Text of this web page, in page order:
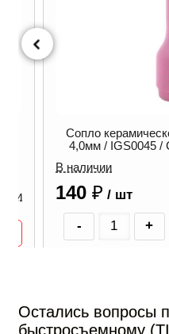
Сопло
4,0мм / IGS0045 /
В наличии
140 ₽ / шт
- +
Остались вопросы
быстросъемному